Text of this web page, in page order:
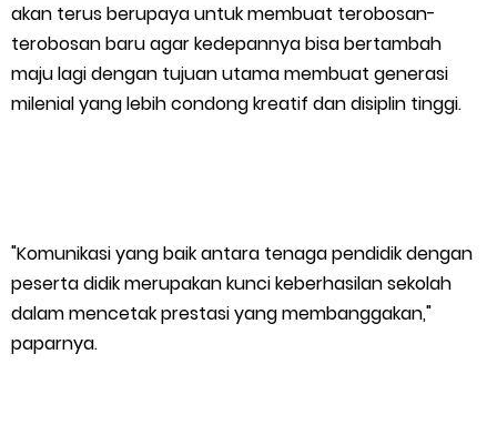
Green Policing Goes to School, Ketua Bhayangkari Cabang
Kepulauan Meranti, Edukasi Anak TK Selamatkan Mangrove
RSUD Selatpanjang
Polsek Sabak Auh Bersama UPTD Pertanian Siapkan Lahan
Jagung 1,5 Hektare, Dukung Ketahanan Pangan
akan terus berupaya untuk membuat terobosan-
terobosan baru agar kedepannya bisa bertambah
maju lagi dengan tujuan utama membuat generasi
milenial yang lebih condong kreatif dan disiplin tinggi.
"Komunikasi yang baik antara tenaga pendidik dengan
peserta didik merupakan kunci keberhasilan sekolah
dalam mencetak prestasi yang membanggakan,"
paparnya.